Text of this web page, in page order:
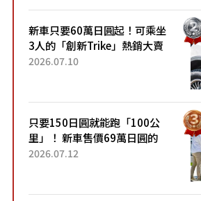
新車只要60萬日圓起！可乘坐
3人的「創新Trike」熱銷大賣
成為人氣車款！「養車成本真
2026.07.10
只要150日圓就能跑「100公
里」！ 新車售價69萬日圓的
「3人座」Trike大受歡迎！ 順
2026.07.12